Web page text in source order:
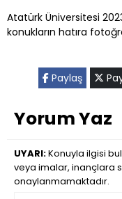
Atatürk Üniversitesi
konukların hatıra
Paylaş
Yorum Yaz
UYARI:Konuyla ilgisi
veya imalar, inançlara
onaylanmamaktadır.